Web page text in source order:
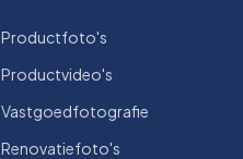
Productfoto's
Productvideo's
Vastgoedfotografie
Renovatiefoto's